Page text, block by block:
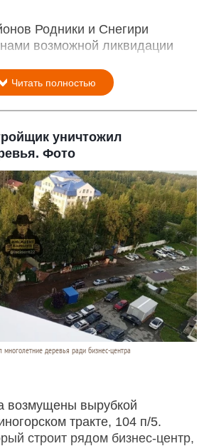
Родники и Снегири
возможной ликвидации
Читать полностью
уничтожил
Фото
деревья ради бизнес-центра
возмущены вырубкой
тракте, 104 п/5.
строит рядом бизнес-центр,